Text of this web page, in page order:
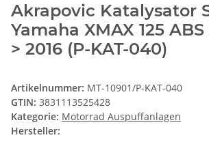
Akrapovic Katalysator
Yamaha XMAX 125 ABS
> 2016 (P-KAT-040)
Artikelnummer: MT-10901/P-KAT-040
GTIN: 3831113525428
Kategorie: Motorrad Auspuffanlagen
Hersteller: